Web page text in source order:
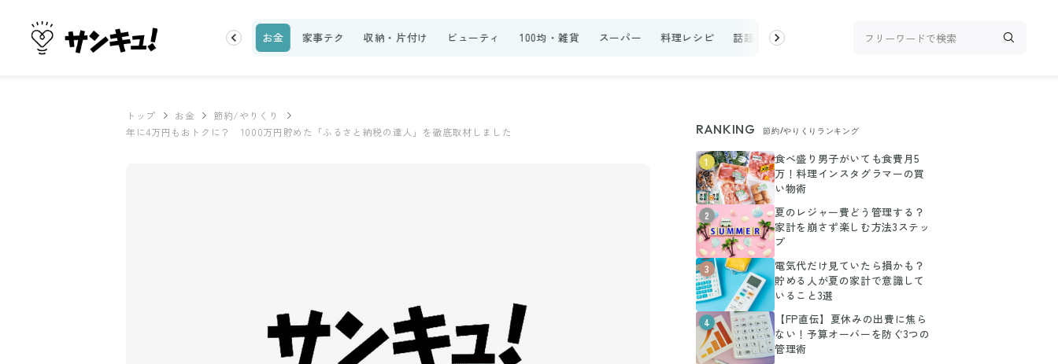
レシピ 話題 トップ 新着 ランキング お金 家事テク 収納・片付け ビューティ 100均・雑貨 スーパー 料理レシピ 話題 トップ ランキング お金 家事テク
トップ お金
節約/やりくり
年に4万円もおトクに？ 1000万円貯めた「ふるさと納税の達人」を徹底取材しました
RANKING 節約/やりくりランキング
1
食べ盛り男子がいても食費月5
万！料理インスタグラマーの買
い物術
2
夏のレジャー費どう管理する？
家計を崩さず楽しむ方法3ステッ
プ
3
電気代だけ見ていたら損かも？
貯める人が夏の家計で意識して
いること3選
4
【FP直伝】夏休みの出費に焦ら
ない！予算オーバーを防ぐ3つの
管理術